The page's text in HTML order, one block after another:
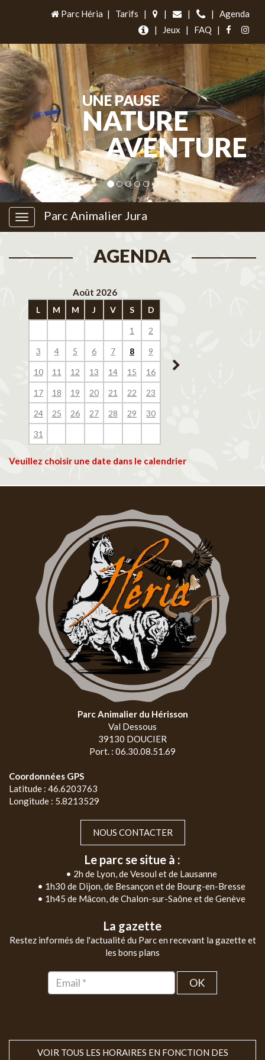
Parc Héria | Tarifs | | | |
Agenda
|
Jeux | FAQ |
UNE PAUSE
NATURE
&AVENTURE
Parc Animalier Jura
AGENDA
Août 2026
L M M J V S D
1 2
3 4 5 6 7 8 9
10 11 12 13 14 15 16
17 18 19 20 21 22 23
24 25 26 27 28 29 30
31
14
Veuillez choisir une date dans le calendrier
Parc Animalier du Hérisson
Val Dessous
39130 DOUCIER
Port. : 06.30.08.51.69
Coordonnées GPS
Latitude : 46.6203763
Longitude : 5.8213529
NOUS CONTACTER
Le parc se situe à :
• 2h de Lyon, de Vesoul et de Lausanne
• 1h30 de Dijon, de Besançon et de Bourg-en-Bresse
• 1h45 de Mâcon, de Chalon-sur-Saône et de Genève
La gazette
Restez informés de l'actualité du Parc en recevant la gazette et
les bons plans
OK
VOIR TOUS LES HORAIRES EN FONCTION DES